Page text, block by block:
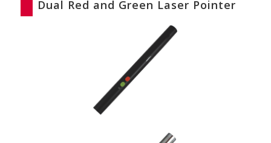
Dual Red and Green Laser Pointer